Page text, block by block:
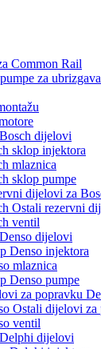
Common Rail
za
dijelovi
sklop injektora
mlaznica
sklop pumpe
dijelovi za
Ostali rezervni
ventil
dijelovi
Denso injektora
mlaznica
Denso pumpe
za popravku
Ostali dijelovi za
ventil
dijelovi